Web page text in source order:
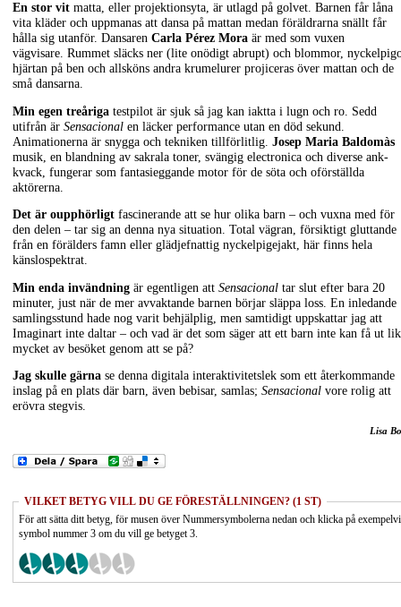
En stor vit matta, eller projektionsyta, är utlagd på golvet. Barnen får låna
vita kläder och uppmanas att dansa på mattan medan föräldrarna snällt får
hålla sig utanför. Dansaren Carla Pérez Mora är med som vuxen
vägvisare. Rummet släcks ner (lite onödigt abrupt) och blommor,
hjärtan på ben och allsköns andra krumelurer projiceras över mattan och de
små dansarna.
Min egen treåriga testpilot är sjuk så jag kan iaktta i lugn och ro. Sedd
utifrån är Sensacional en läcker performance utan en död sekund.
Animationerna är snygga och tekniken tillförlitlig. Josep Maria Baldomàs
musik, en blandning av sakrala toner, svängig electronica och diverse ank-
kvack, fungerar som fantasieggande motor för de söta och oförställda
aktörerna.
Det är oupphörligt fascinerande att se hur olika barn – och vuxna med för
den delen – tar sig an denna nya situation. Total vägran, försiktigt gluttande
från en förälders famn eller glädjefnattig nyckelpigejakt, här finns hela
känslospektrat.
Min enda invändning är egentligen att Sensacional tar slut efter bara 20
minuter, just när de mer avvaktande barnen börjar släppa loss. En inledande
samlingsstund hade nog varit behjälplig, men samtidigt uppskattar jag att
Imaginart inte daltar – och vad är det som säger att ett barn inte kan få ut
mycket av besöket genom att se på?
Jag skulle gärna se denna digitala interaktivitetslek som ett återkommande
inslag på en plats där barn, även bebisar, samlas; Sensacional vore rolig att
erövra stegvis.
Lisa
VILKET BETYG VILL DU GE FÖRESTÄLLNINGEN? (1 ST)
För att sätta ditt betyg, för musen över Nummersymbolerna nedan och klicka på
symbol nummer 3 om du vill ge betyget 3.